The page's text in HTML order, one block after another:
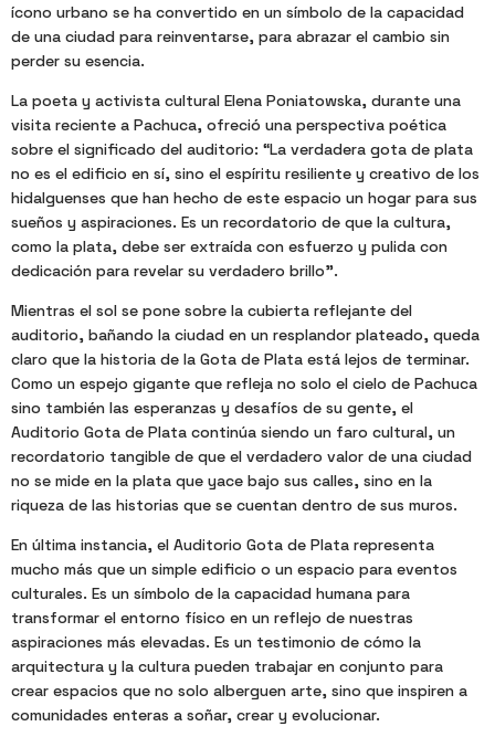
ícono urbano se ha convertido en un símbolo de la capacidad
de una ciudad para reinventarse, para abrazar el cambio sin
perder su esencia.
La poeta y activista cultural Elena Poniatowska, durante una
visita reciente a Pachuca, ofreció una perspectiva poética
sobre el significado del auditorio: “La verdadera gota de plata
no es el edificio en sí, sino el espíritu resiliente y creativo de los
hidalguenses que han hecho de este espacio un hogar para sus
sueños y aspiraciones. Es un recordatorio de que la cultura,
como la plata, debe ser extraída con esfuerzo y pulida con
dedicación para revelar su verdadero brillo”.
Mientras el sol se pone sobre la cubierta reflejante del
auditorio, bañando la ciudad en un resplandor plateado, queda
claro que la historia de la Gota de Plata está lejos de terminar.
Como un espejo gigante que refleja no solo el cielo de Pachuca
sino también las esperanzas y desafíos de su gente, el
Auditorio Gota de Plata continúa siendo un faro cultural, un
recordatorio tangible de que el verdadero valor de una ciudad
no se mide en la plata que yace bajo sus calles, sino en la
riqueza de las historias que se cuentan dentro de sus muros.
En última instancia, el Auditorio Gota de Plata representa
mucho más que un simple edificio o un espacio para eventos
culturales. Es un símbolo de la capacidad humana para
transformar el entorno físico en un reflejo de nuestras
aspiraciones más elevadas. Es un testimonio de cómo la
arquitectura y la cultura pueden trabajar en conjunto para
crear espacios que no solo alberguen arte, sino que inspiren a
comunidades enteras a soñar, crear y evolucionar.